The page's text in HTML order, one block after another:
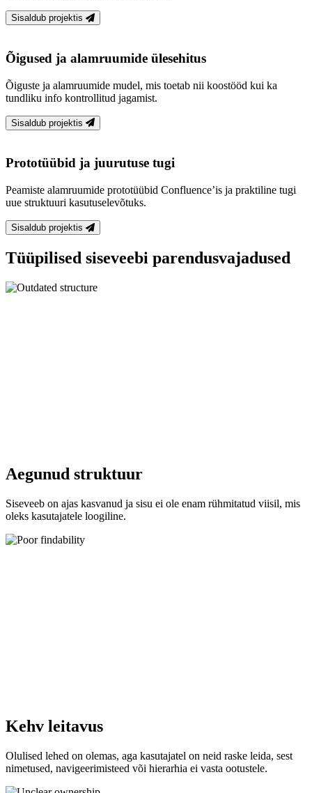
Sisaldub projektis
Õigused ja alamruumide ülesehitus
Õiguste ja alamruumide mudel, mis toetab nii koostööd kui ka
tundliku info kontrollitud jagamist.
Sisaldub projektis
Prototüübid ja juurutuse tugi
Peamiste alamruumide prototüübid Confluence’is ja praktiline tugi
uue struktuuri kasutuselevõtuks.
Sisaldub projektis
Tüüpilised siseveebi parendusvajadused
Aegunud struktuur
Siseveeb on ajas kasvanud ja sisu ei ole enam rühmitatud viisil, mis
oleks kasutajatele loogiline.
Kehv leitavus
Olulised lehed on olemas, aga kasutajatel on neid raske leida, sest
nimetused, navigeerimisteed või hierarhia ei vasta ootustele.